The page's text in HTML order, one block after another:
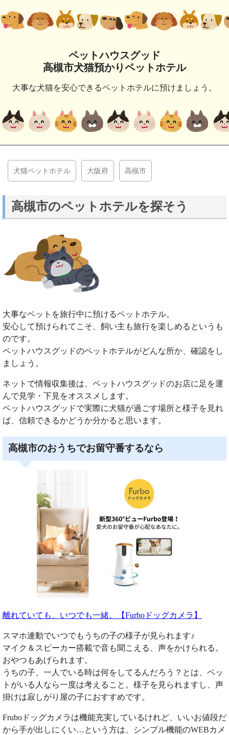
ペットハウスグッド
高槻市犬猫預かりペットホテル
大事な犬猫を安心できるペットホテルに預けましょう。
犬猫ペットホテル 大阪府 高槻市
高槻市のペットホテルを探そう
大事なペットを旅行中に預けるペットホテル。
安心して預けられてこそ、飼い主も旅行を楽しめるというも
のです。
ペットハウスグッドのペットホテルがどんな所か、確認をし
ましょう。
ネットで情報収集後は、ペットハウスグッドのお店に足を運
んで見学・下見をオススメします。
ペットハウスグッドで実際に犬猫が過ごす場所と様子を見れ
ば、信頼できるかどうか分かると思います。
高槻市のおうちでお留守番するなら
離れていても、いつでも一緒。【Furboドッグカメラ】
スマホ連動でいつでもうちの子の様子が見られます♪
マイク＆スピーカー搭載で音も聞こえる、声をかけられる。
おやつもあげられます。
うちの子、一人でいる時は何をしてるんだろう？とは、ペッ
トがいる人なら一度は考えること。様子を見られますし、声
掛けは寂しがり屋の子におすすめです。
Fruboドッグカメラは機能充実しているけれど、いいお値段だ
から手が出しにくい…という方は、シンプル機能のWEBカメ